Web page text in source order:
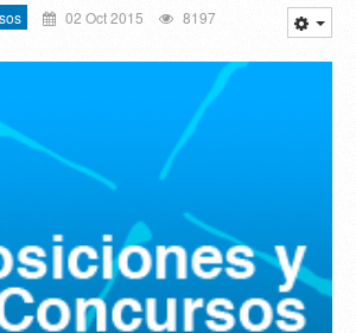
02 Oct 2015 8197